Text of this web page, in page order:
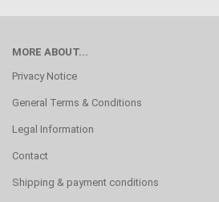
MORE ABOUT...
Privacy Notice
General Terms & Conditions
Legal Information
Contact
Shipping & payment conditions